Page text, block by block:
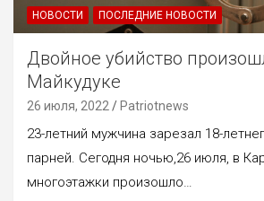
НОВОСТИ ПОСЛЕДНИЕ НОВОСТИ
Двойное убийство
Майкудуке
26 июля, 2022 Patriotnews
23-летний мужчина зарезал 18-
парней. Сегодня ночью,26 июля, в
многоэтажки произошло…